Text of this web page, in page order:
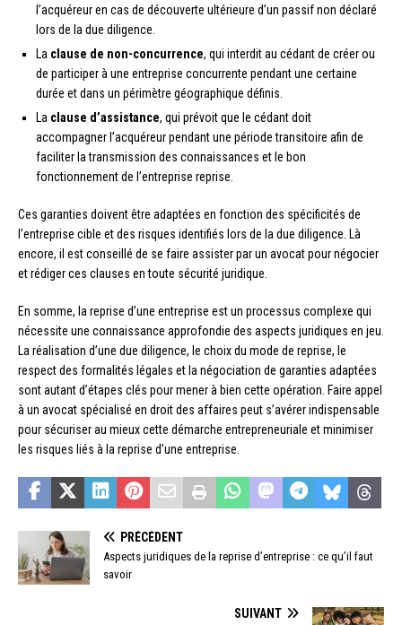
l’acquéreur en cas de découverte ultérieure d’un passif non déclaré
lors de la due diligence.
La clause de non-concurrence, qui interdit au cédant de créer ou
de participer à une entreprise concurrente pendant une certaine
durée et dans un périmètre géographique définis.
La clause d’assistance, qui prévoit que le cédant doit
accompagner l’acquéreur pendant une période transitoire afin de
faciliter la transmission des connaissances et le bon
fonctionnement de l’entreprise reprise.
Ces garanties doivent être adaptées en fonction des spécificités de
l’entreprise cible et des risques identifiés lors de la due diligence. Là
encore, il est conseillé de se faire assister par un avocat pour négocier
et rédiger ces clauses en toute sécurité juridique.
En somme, la reprise d’une entreprise est un processus complexe qui
nécessite une connaissance approfondie des aspects juridiques en jeu.
La réalisation d’une due diligence, le choix du mode de reprise, le
respect des formalités légales et la négociation de garanties adaptées
sont autant d’étapes clés pour mener à bien cette opération. Faire appel
à un avocat spécialisé en droit des affaires peut s’avérer indispensable
pour sécuriser au mieux cette démarche entrepreneuriale et minimiser
les risques liés à la reprise d’une entreprise.
PRÉCÉDENT
Aspects juridiques de la reprise d’entreprise : ce qu’il faut
savoir
SUIVANT